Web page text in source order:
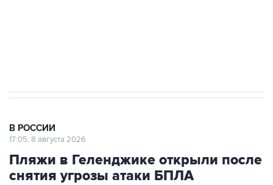
В РОССИИ
17:05, 8 августа 2026
Пляжи в Геленджике открыли после
снятия угрозы атаки БПЛА